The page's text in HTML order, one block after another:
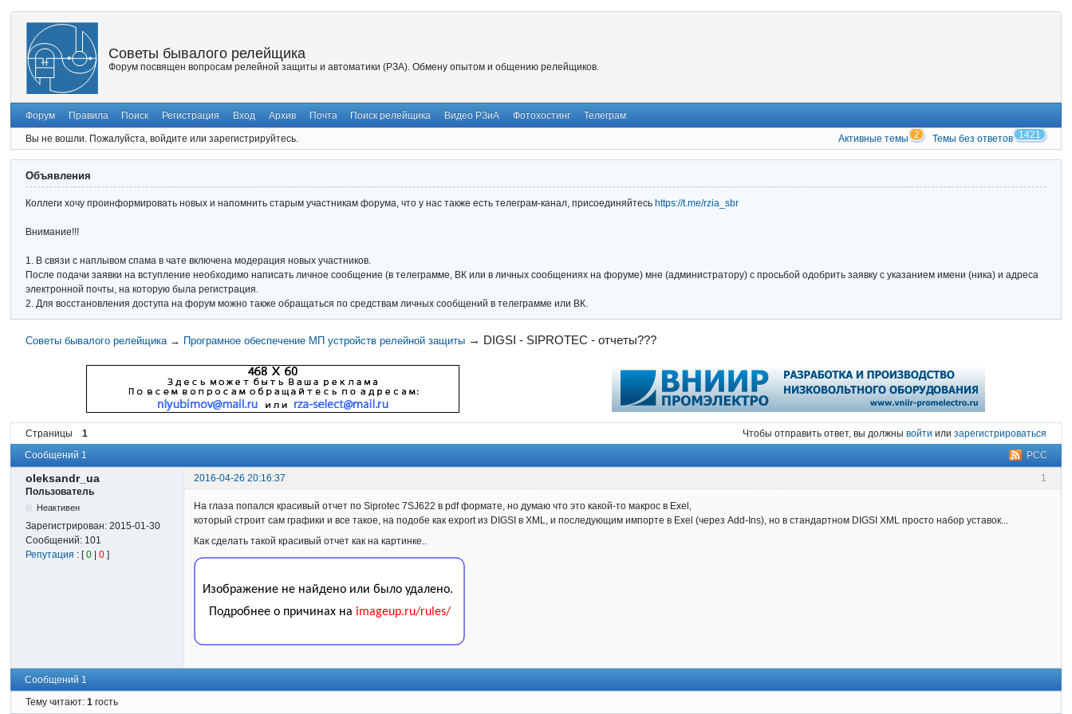
Советы бывалого релейщика
Форум посвящен вопросам релейной защиты и автоматики (РЗА). Обмену опытом и общению релейщиков.
Форум Правила Поиск Регистрация Вход Архив Почта Поиск релейщика Видео РЗиА Фотохостинг Телеграм
Вы не вошли. Пожалуйста, войдите или зарегистрируйтесь. Активные темы 2 Темы без ответов 1421
Объявления
Коллеги хочу проинформировать новых и напомнить старым участникам форума, что у нас также есть телеграм-канал, присоединяйтесь https://t.me/rzia_sbr
Внимание!!!
1. В связи с наплывом спама в чате включена модерация новых участников.
После подачи заявки на вступление необходимо написать личное сообщение (в телеграмме, ВК или в личных сообщениях на форуме) мне (администратору) с просьбой одобрить заявку с указанием имени (ника) и адреса
электронной почты, на которую была регистрация.
2. Для восстановления доступа на форум можно также обращаться по средствам личных сообщений в телеграмме или ВК.
Советы бывалого релейщика → Програмное обеспечение МП устройств релейной защиты → DIGSI - SIPROTEC - отчеты???
Страницы 1 Чтобы отправить ответ, вы должны войти или зарегистрироваться
РСС
Сообщений 1
1
oleksandr_ua
2016-04-26 20:16:37
Пользователь
Неактивен
Зарегистрирован:2015-01-30
Сообщений: 101
Репутация : [0 |0 ]
На глаза попался красивый отчет по Siprotec 7SJ622 в pdf формате, но думаю что это какой-то макрос в Exel,
который строит сам графики и все такое, на подобе как export из DIGSI в XML, и последующим импорте в Exel (через Add-Ins), но в стандартном DIGSI XML просто набор уставок...
Как сделать такой красивый отчет как на картинке..
Сообщений 1
Тему читают:1 гость